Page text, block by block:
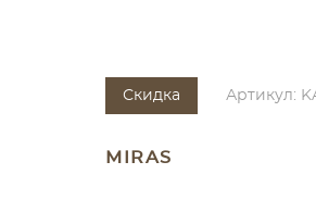
Скидка Артикул: KA
MIRAS